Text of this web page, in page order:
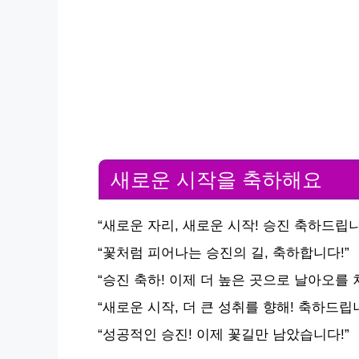
새로운 시작을 축하해요
“새로운 자리, 새로운 시작! 승진 축하드립
“꽃처럼 피어나는 승진의 길, 축하합니다!”
“승진 축하! 이제 더 높은 곳으로 날아오를
“새로운 시작, 더 큰 성취를 향해! 축하드립
“성공적인 승진! 이제 꽃길만 남았습니다!”